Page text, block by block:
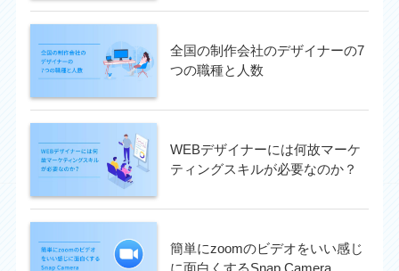
全国の制作会社のデザイナーの7
つの職種と人数
WEBデザイナーには何故マーケ
ティングスキルが必要なのか？
簡単にzoomのビデオをいい感じ
に面白くするSnap Camera